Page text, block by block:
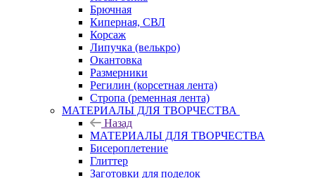
Брючная
Киперная, СВЛ
Корсаж
Липучка (велькро)
Окантовка
Размерники
Регилин (корсетная лента)
Стропа (ременная лента)
МАТЕРИАЛЫ ДЛЯ ТВОРЧЕСТВА
Назад
МАТЕРИАЛЫ ДЛЯ ТВОРЧЕСТВА
Бисероплетение
Глиттер
Заготовки для поделок